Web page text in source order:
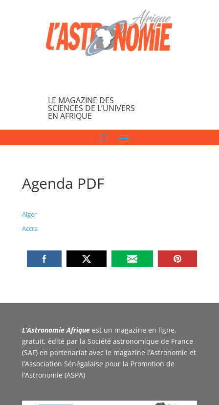
LE MAGAZINE DES
SCIENCES DE L’UNIVERS
EN AFRIQUE
Agenda PDF
Alger
Accra
L’Astronomie Afrique est un magazine en ligne,
gratuit, édité par la Société astronomique de France
(SAF) en partenariat avec le magazine l’Astronomie et
l’Association Sénégalaise pour la Promotion de
l’Astronomie (ASPA)